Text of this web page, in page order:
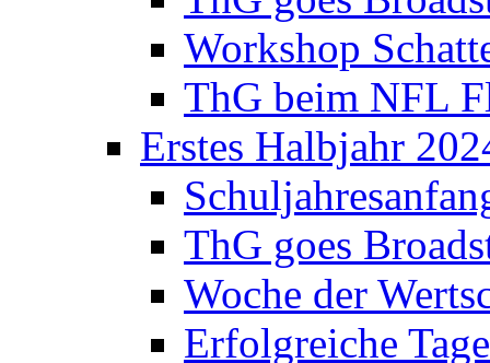
Workshop
ThG beim NFL
Erstes Halbjahr
ThG goes
Woche der
Erfolgreiche